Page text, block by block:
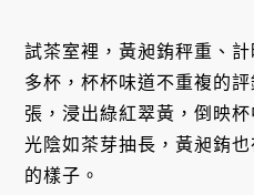
試茶室裡，黃昶銪秤重、
多杯，杯杯味道不重複的
張，浸出綠紅翠黃，倒映
光陰如茶芽抽長，黃昶銪
的樣子。